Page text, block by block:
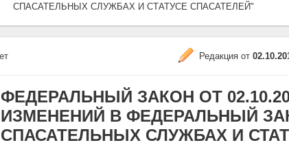
СПАСАТЕЛЬНЫХ СЛУЖБАХ И СТАТУСЕ СПАСАТЕЛЕЙ"
Редакция от
ФЕДЕРАЛЬНЫЙ ЗАКОН ОТ
ИЗМЕНЕНИЙ В ФЕДЕРАЛЬНЫЙ
СПАСАТЕЛЬНЫХ СЛУЖБАХ И